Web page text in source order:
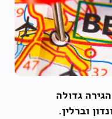
גדולה
וברלין.